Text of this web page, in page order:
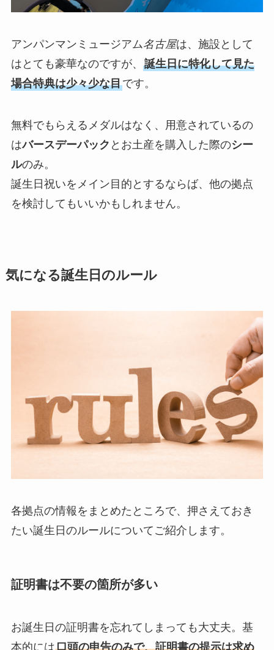
アンパンマンミュージアム名古屋は、施設として
はとても豪華なのですが、 誕生日に特化して見た
場合特典は少々少な目です。
無料でもらえるメダルはなく、用意されているの
はバースデーパック とお土産を購入した際のシー
ルのみ。
誕生日祝いをメイン目的とするならば、他の拠点
を検討してもいいかもしれません。
気になる誕生日のルール
各拠点の情報をまとめたところで、押さえておき
たい誕生日のルールについてご紹介します。
証明書は不要の箇所が多い
お誕生日の証明書を忘れてしまっても大丈夫。基
本的には口頭の申告のみで、証明書の提示は求め